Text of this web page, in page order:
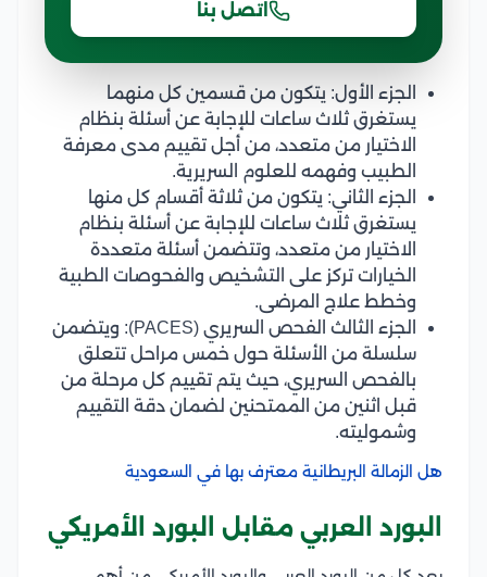
اتصل بنا
الجزء الأول: يتكون من قسمين كل منهما
يستغرق ثلاث ساعات للإجابة عن أسئلة بنظام
الاختيار من متعدد، من أجل تقييم مدى معرفة
الطبيب وفهمه للعلوم السريرية.
الجزء الثاني: يتكون من ثلاثة أقسام كل منها
يستغرق ثلاث ساعات للإجابة عن أسئلة بنظام
الاختيار من متعدد، وتتضمن أسئلة متعددة
الخيارات تركز على التشخيص والفحوصات الطبية
وخطط علاج المرضى.
الجزء الثالث الفحص السريري (PACES): ويتضمن
سلسلة من الأسئلة حول خمس مراحل تتعلق
بالفحص السريري، حيث يتم تقييم كل مرحلة من
قبل اثنين من الممتحنين لضمان دقة التقييم
وشموليته.
هل الزمالة البريطانية معترف بها في السعودية
البورد العربي مقابل البورد الأمريكي